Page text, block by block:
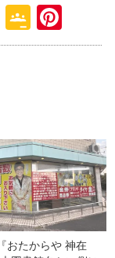
Li
n
G
o
Cl
a
ss
ro
o
nt
おたからや 神在